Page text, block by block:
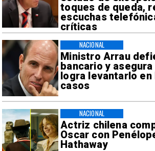
toques de queda,
escuchas
críticas
Ministro Arrau
bancario y
logra levantarlo en
casos
NACIONAL
Actriz chilena
Oscar con
Hathaway
NACIONAL